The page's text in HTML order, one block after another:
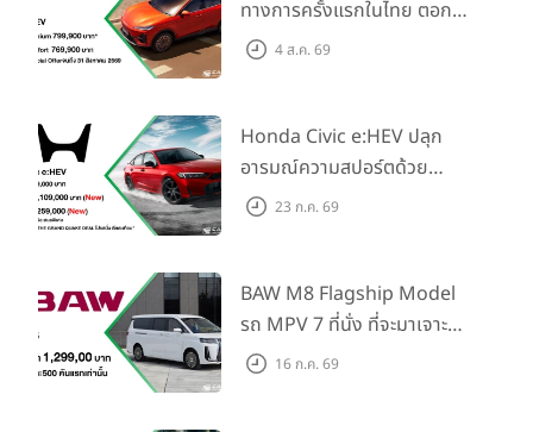
ทางการครั้งแรกในไทย ตอกย้ำ
วิสัยทัศน์ “Drive Your
4 ส.ค. 69
Honda Civic e:HEV ปลุก
อารมณ์ความสปอร์ตด้วย
Honda S+ Shift ครั้งแรกใน
Traffic Monitor เพียงจอง
ภายใน 31 ก.ค. 2569 รับบัตร
น้ำมันมูลค่า 10,000 บาท
23 ก.ค. 69
BAW M8 Flagship Model
รถ MPV 7 ที่นั่ง ที่จะมาเจาะ
ตลาดครอบครัวและองค์กรยุค
16 ก.ค. 69